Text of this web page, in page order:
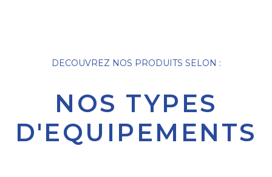
DECOUVREZ NOS PRODUITS SELON :
NOS TYPES
D'EQUIPEMENTS